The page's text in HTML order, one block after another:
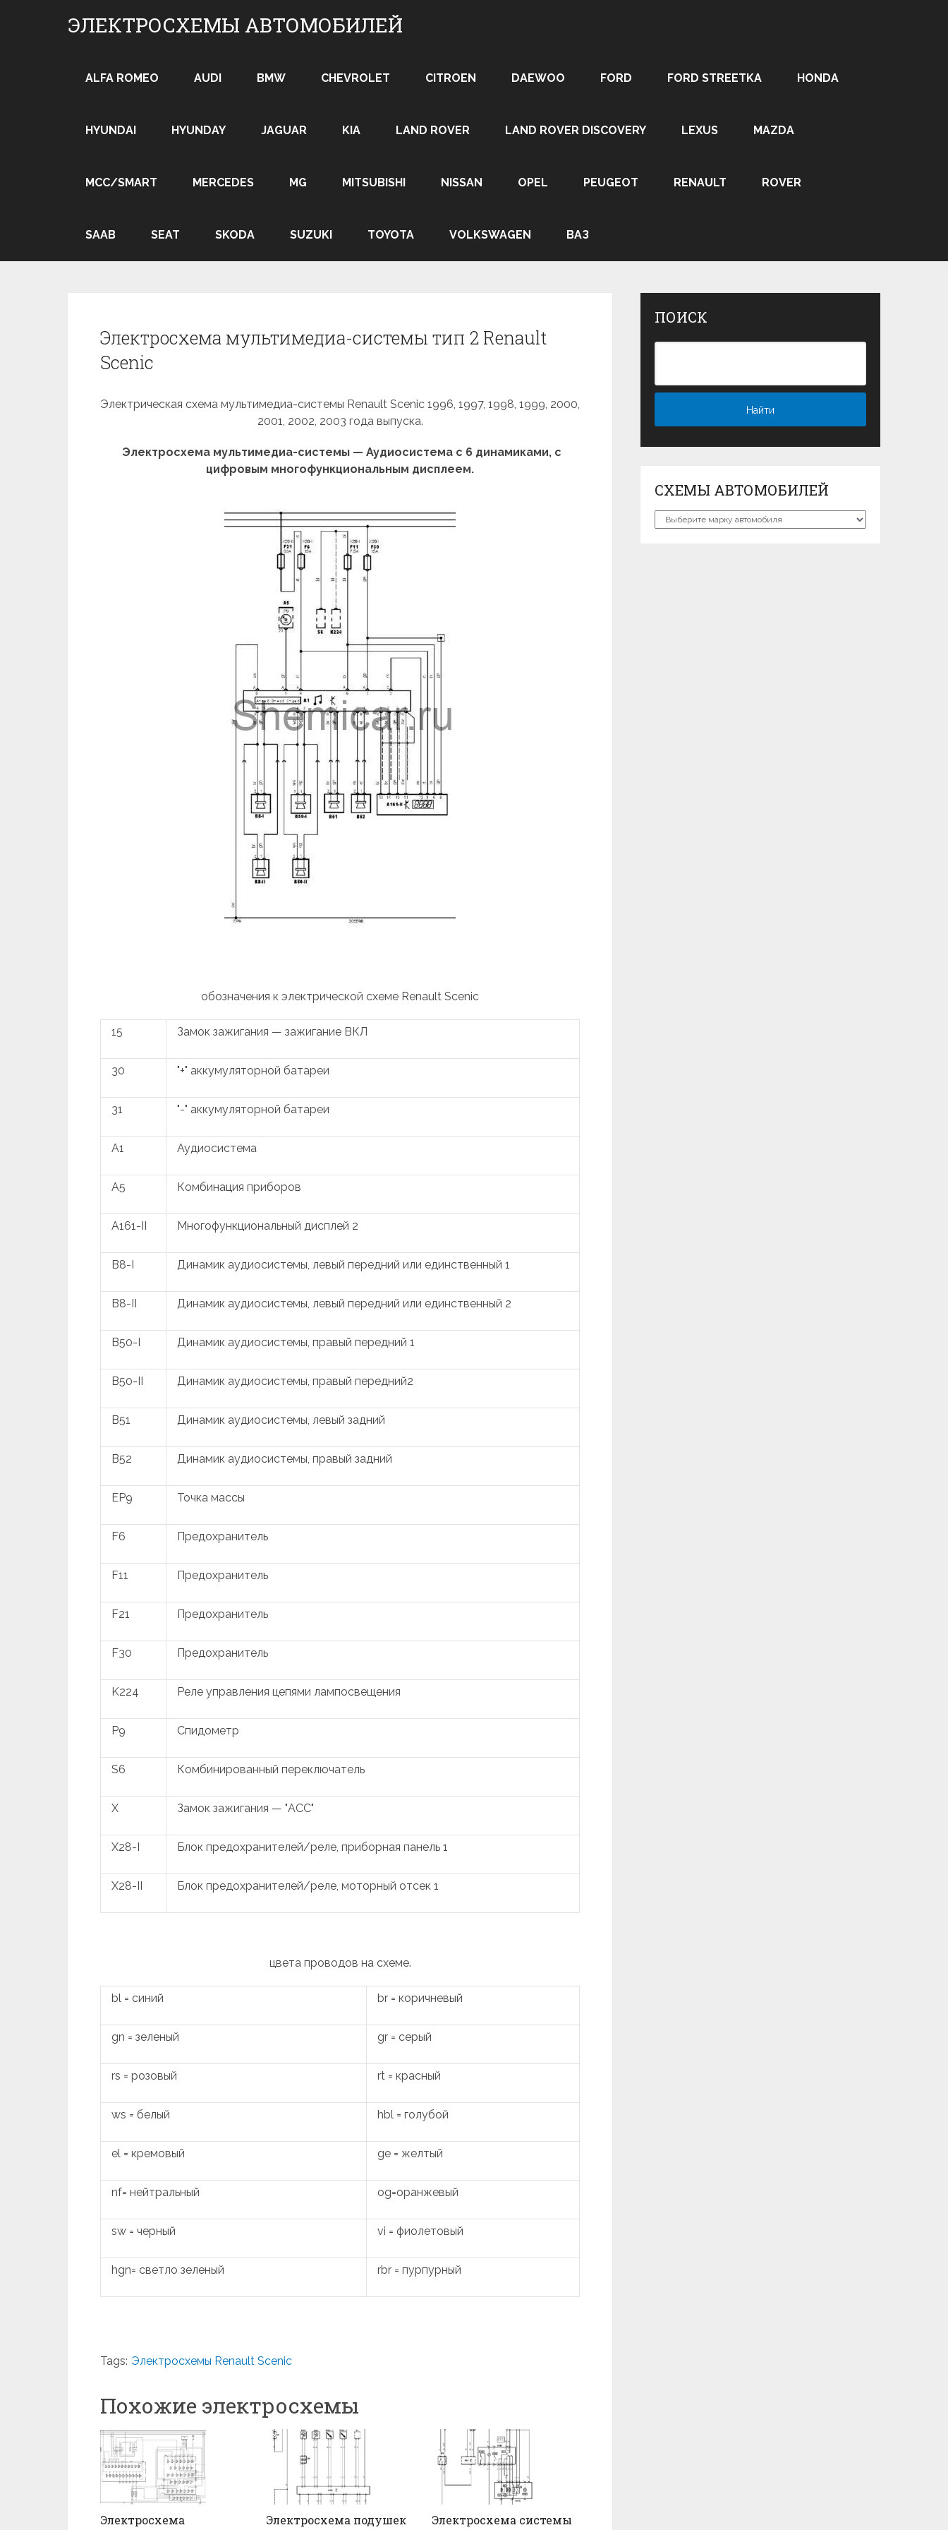
ЭЛЕКТРОСХЕМЫ АВТОМОБИЛЕЙ
ALFA ROMEO AUDI BMW CHEVROLET CITROEN DAEWOO FORD FORD STREETKA HONDA
HYUNDAI HYUNDAY JAGUAR KIA LAND ROVER LAND ROVER DISCOVERY LEXUS MAZDA
MCC/SMART MERCEDES MG MITSUBISHI NISSAN OPEL PEUGEOT RENAULT ROVER
SAAB SEAT SKODA SUZUKI TOYOTA VOLKSWAGEN ВАЗ
Электросхема мультимедиа-системы тип 2 Renault
Scenic
Электрическая схема мультимедиа-системы Renault Scenic 1996, 1997, 1998, 1999, 2000,
2001, 2002, 2003 года выпуска.
Электросхема мультимедиа-системы — Аудиосистема с 6 динамиками, с
цифровым многофункциональным дисплеем.
обозначения к электрической схеме Renault Scenic
15 Замок зажигания — зажигание ВКЛ
30 "+" аккумуляторной батареи
31 "-" аккумуляторной батареи
A1 Аудиосистема
A5 Комбинация приборов
A161-II Многофункциональный дисплей 2
B8-I Динамик аудиосистемы, левый передний или единственный 1
B8-II Динамик аудиосистемы, левый передний или единственный 2
B50-I Динамик аудиосистемы, правый передний 1
B50-II Динамик аудиосистемы, правый передний2
B51 Динамик аудиосистемы, левый задний
B52 Динамик аудиосистемы, правый задний
EP9 Точка массы
F6 Предохранитель
F11 Предохранитель
F21 Предохранитель
F30 Предохранитель
K224 Реле управления цепями лампосвещения
P9 Спидометр
S6 Комбинированный переключатель
X Замок зажигания — "ACC"
X28-I Блок предохранителей/реле, приборная панель 1
X28-II Блок предохранителей/реле, моторный отсек 1
цвета проводов на схеме.
bl = синий br = коричневый
gn = зеленый gr = серый
rs = розовый rt = красный
ws = белый hbl = голубой
el = кремовый ge = желтый
nf= нейтральный og=оранжевый
sw = черный vi = фиолетовый
hgn= светло зеленый rbr = пурпурный
Tags: Электросхемы Renault Scenic
Похожие электросхемы
Электросхема
Электросхема подушек
Электросхема системы
ПОИСК
СХЕМЫ АВТОМОБИЛЕЙ
Схемы